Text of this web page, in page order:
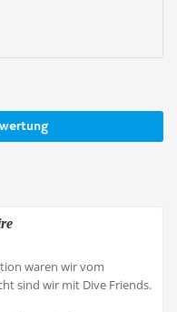
waren wir vom
sind wir mit Dive Friends.